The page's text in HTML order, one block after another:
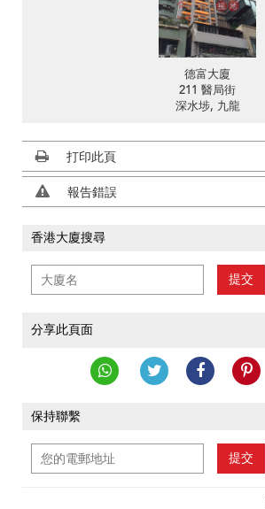
德富大廈
211 醫局街
深水埗, 九龍
打印此頁
報告錯誤
香港大廈搜尋
提交
分享此頁面
保持聯繫
提交